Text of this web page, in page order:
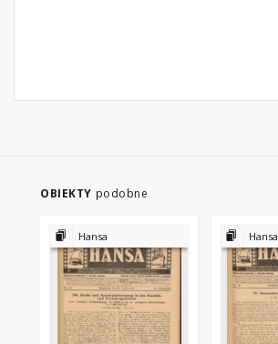
OBIEKTY podobne
Hansa Hansa